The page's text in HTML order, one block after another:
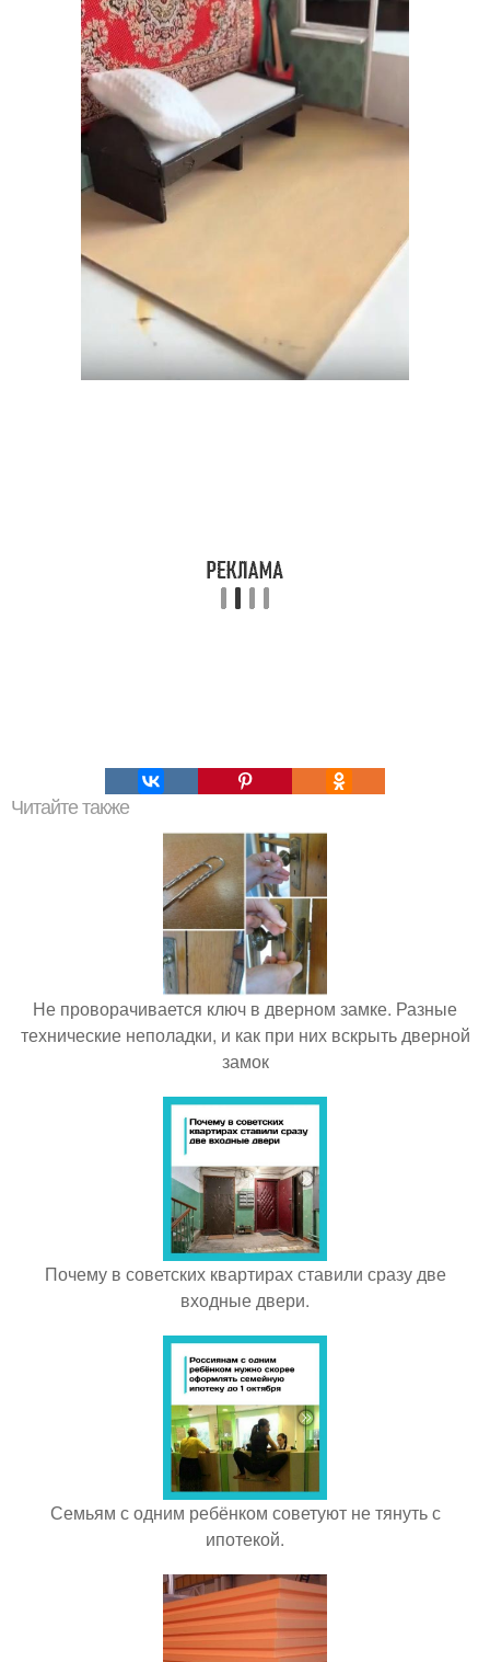
Читайте также
Не проворачивается ключ в дверном замке. Разные
технические неполадки, и как при них вскрыть дверной
замок
Почему в советских квартирах ставили сразу две
входные двери.
Семьям с одним ребёнком советуют не тянуть с
ипотекой.